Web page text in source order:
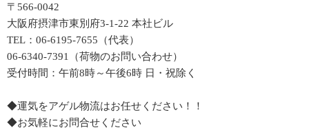
〒566-0042
大阪府摂津市東別府3-1-22 本社ビル
TEL：06-6195-7655（代表）
06-6340-7391（荷物のお問い合わせ）
受付時間：午前8時～午後6時 日・祝除く
◆運気をアゲル物流はお任せください！！
◆お気軽にお問合せください